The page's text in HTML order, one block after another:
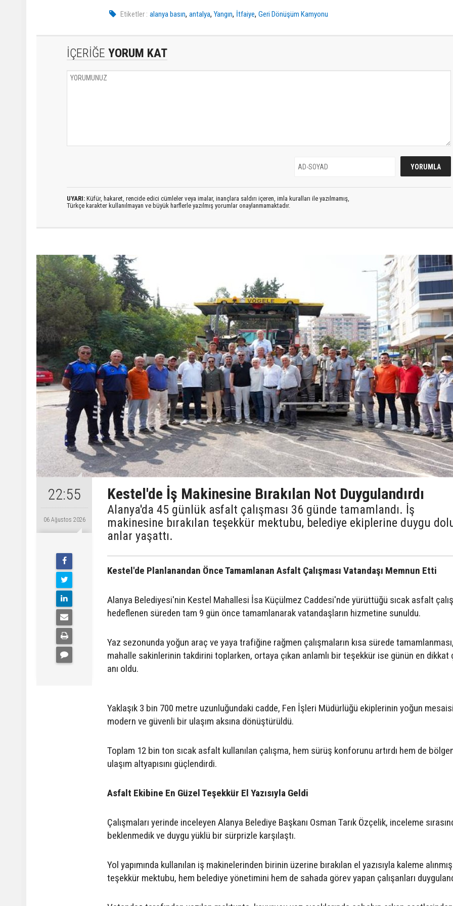
Etiketler : alanya basın,antalya,Yangın, İtfaiye,Geri Dönüşüm Kamyonu
İÇERİĞE YORUM KAT
UYARI: Küfür, hakaret, rencide edici cümleler veya imalar, inançlara saldırı içeren, imla kuralları ile yazılmamış,
Türkçe karakter kullanılmayan ve büyük harflerle yazılmış yorumlar onaylanmamaktadır.
22:55
06 Ağustos 2026
Kestel'de İş Makinesine Bırakılan Not Duygulandırdı
Alanya'da 45 günlük asfalt çalışması 36 günde tamamlandı. İş
makinesine bırakılan teşekkür mektubu, belediye ekiplerine duygu
anlar yaşattı.
Kestel'de Planlanandan Önce Tamamlanan Asfalt Çalışması Vatandaşı Memnun Etti
Alanya Belediyesi'nin Kestel Mahallesi İsa Küçülmez Caddesi'nde yürüttüğü sıcak asfalt
hedeflenen süreden tam 9 gün önce tamamlanarak vatandaşların hizmetine sunuldu.
Yaz sezonunda yoğun araç ve yaya trafiğine rağmen çalışmaların kısa sürede
mahalle sakinlerinin takdirini toplarken, ortaya çıkan anlamlı bir teşekkür ise günün en dikkat
anı oldu.
Yaklaşık 3 bin 700 metre uzunluğundaki cadde, Fen İşleri Müdürlüğü ekiplerinin yoğun
modern ve güvenli bir ulaşım aksına dönüştürüldü.
Toplam 12 bin ton sıcak asfalt kullanılan çalışma, hem sürüş konforunu artırdı hem de
ulaşım altyapısını güçlendirdi.
Asfalt Ekibine En Güzel Teşekkür El Yazısıyla Geldi
Çalışmaları yerinde inceleyen Alanya Belediye Başkanı Osman Tarık Özçelik, inceleme
beklenmedik ve duygu yüklü bir sürprizle karşılaştı.
Yol yapımında kullanılan iş makinelerinden birinin üzerine bırakılan el yazısıyla kaleme alınmış
teşekkür mektubu, hem belediye yönetimini hem de sahada görev yapan çalışanları